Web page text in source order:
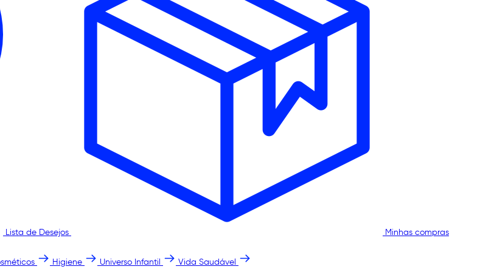
Lista de Desejos
Minhas compras
Higiene Universo Infantil Vida Saudável